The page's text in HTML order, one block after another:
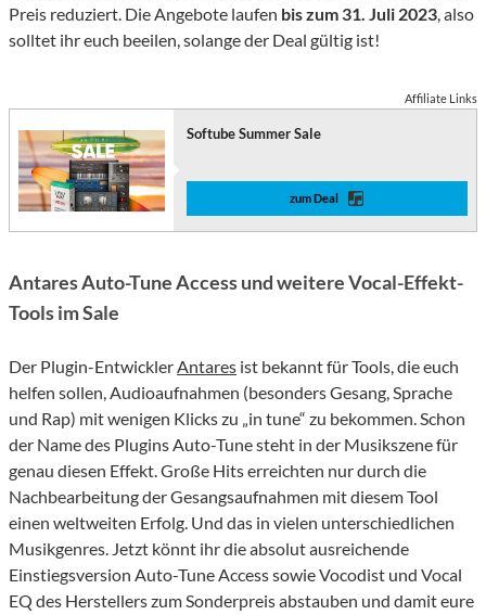
Preis reduziert. Die Angebote laufen bis zum 31. Juli 2023, also
solltet ihr euch beeilen, solange der Deal gültig ist!
Affiliate Links
Softube Summer Sale
zum Deal
Antares Auto-Tune Access und weitere Vocal-Effekt-
Tools im Sale
Der Plugin-EntwicklerAntares ist bekannt für Tools, die euch
helfen sollen, Audioaufnahmen (besonders Gesang, Sprache
und Rap) mit wenigen Klicks zu „in tune“ zu bekommen. Schon
der Name des Plugins Auto-Tune steht in der Musikszene für
genau diesen Effekt. Große Hits erreichten nur durch die
Nachbearbeitung der Gesangsaufnahmen mit diesem Tool
einen weltweiten Erfolg. Und das in vielen unterschiedlichen
Musikgenres. Jetzt könnt ihr die absolut ausreichende
Einstiegsversion Auto-Tune Access sowie Vocodist und Vocal
EQ des Herstellers zum Sonderpreis abstauben und damit eure